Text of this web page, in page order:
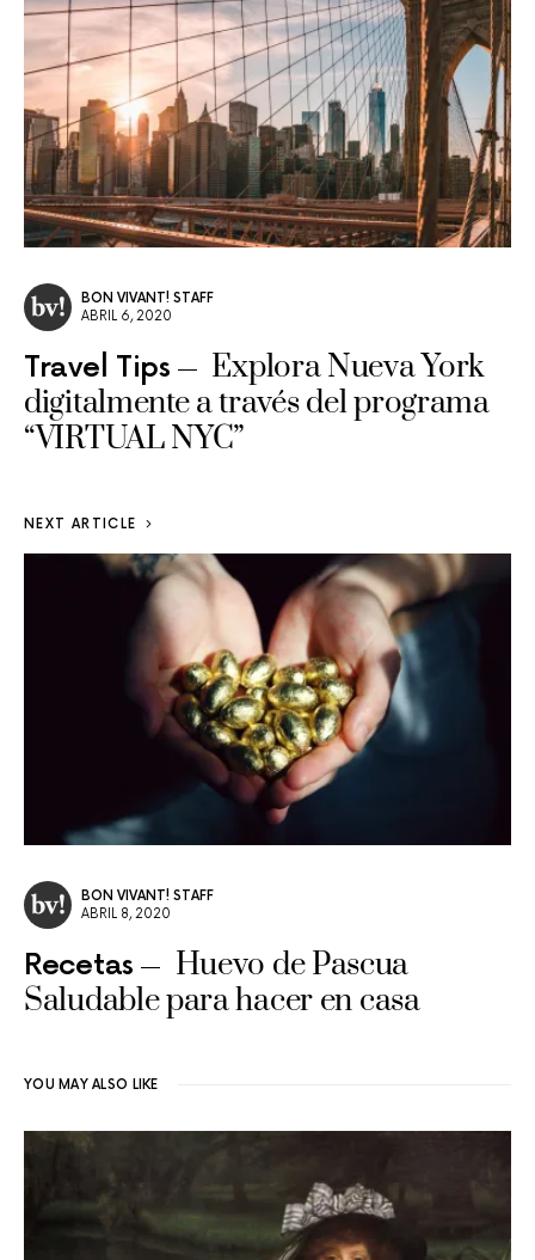
BON VIVANT! STAFF
ABRIL 6, 2020
Travel Tips
Explora Nueva York
digitalmente a través del programa
“VIRTUAL NYC”
NEXT ARTICLE
BON VIVANT! STAFF
ABRIL 8, 2020
Recetas
Huevo de Pascua
Saludable para hacer en casa
YOU MAY ALSO LIKE